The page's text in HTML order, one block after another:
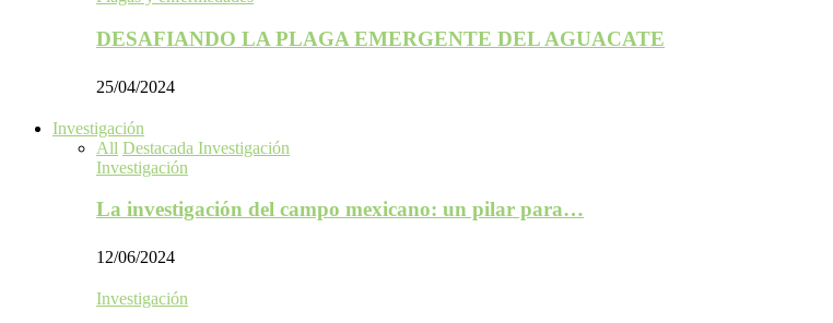
DESAFIANDO LA PLAGA EMERGENTE DEL AGUACATE
25/04/2024
Investigación
All Destacada Investigación
Investigación
La investigación del campo mexicano: un pilar para…
12/06/2024
Investigación